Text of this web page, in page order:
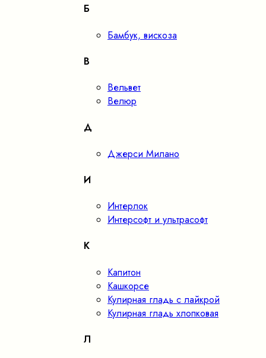
Б
Бамбук, вискоза
В
Вельвет
Велюр
Д
Джерси Милано
И
Интерлок
Интерсофт и ультрасофт
К
Капитон
Кашкорсе
Кулирная гладь с лайкрой
Кулирная гладь хлопковая
Л